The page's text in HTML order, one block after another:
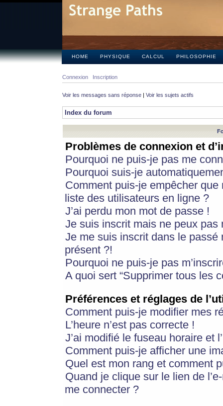
HOME PHYSIQUE CALCUL PHILOSOPHIE
Connexion Inscription
Voir les messages sans réponse | Voir les sujets actifs
Index du forum
Problèmes de connexion et
Pourquoi ne puis-je pas me
Pourquoi suis-je
Comment puis-je empêcher
liste des utilisateurs en ligne ?
J’ai perdu mon mot de passe !
Je suis inscrit mais ne peux pas
Je me suis inscrit dans le
présent ?!
Pourquoi ne puis-je pas
A quoi sert “Supprimer tous les
Préférences et réglages de
Comment puis-je modifier mes
L’heure n’est pas correcte !
J’ai modifié le fuseau horaire et
Comment puis-je afficher une
Quel est mon rang et comment
Quand je clique sur le lien de
me connecter ?